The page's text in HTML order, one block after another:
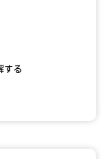
する